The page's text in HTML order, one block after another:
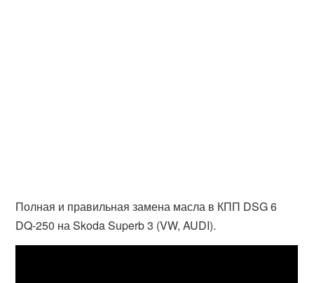
Полная и правильная замена масла в КПП DSG 6
DQ-250 на Skoda Superb 3 (VW, AUDI).